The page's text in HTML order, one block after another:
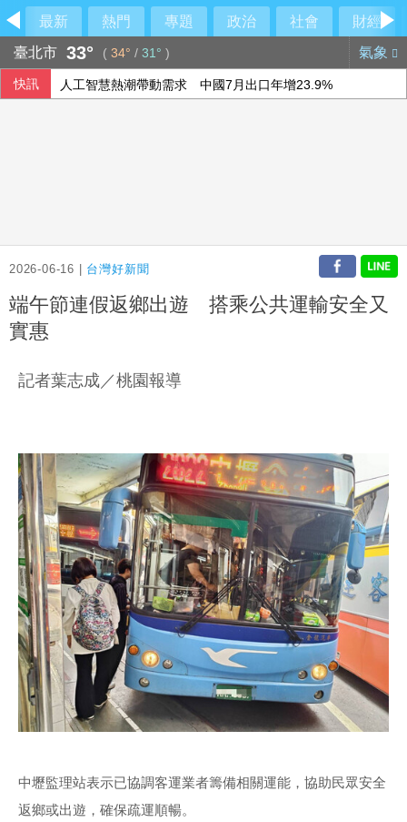
最新 熱門 專題 政治 社會
財經
臺北市 33° ( 34° / 31° ) 氣象
快訊 人工智慧熱潮帶動需求 中國7月出口年增23.9%
2026-06-16 | 台灣好新聞
端午節連假返鄉出遊 搭乘公共運輸安全又
實惠
記者葉志成／桃園報導
中壢監理站表示已協調客運業者籌備相關運能，協助民眾安全
返鄉或出遊，確保疏運順暢。